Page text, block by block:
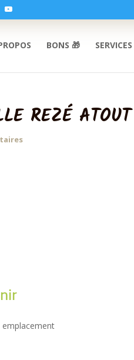
BONS 🎁 SERVICES
REZÉ
emplacement